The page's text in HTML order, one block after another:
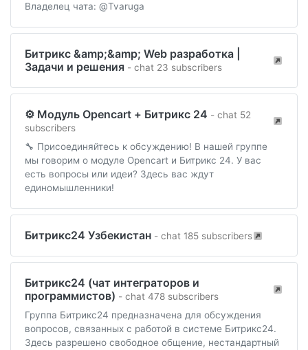
Владелец чата: @Tvaruga
Битрикс &amp;&amp; Web разработка |
Задачи и решения - chat 23 subscribers
⚙️ Модуль Opencart + Битрикс 24 - chat 52
subscribers
🔧 Присоединяйтесь к обсуждению! В нашей группе
мы говорим о модуле Opencart и Битрикс 24. У вас
есть вопросы или идеи? Здесь вас ждут
единомышленники!
Битрикс24 Узбекистан - chat 185 subscribers
Битрикс24 (чат интеграторов и
программистов) - chat 478 subscribers
Группа Битрикс24 предназначена для обсуждения
вопросов, связанных с работой в системе Битрикс24.
Здесь разрешено свободное общение, нестандартный